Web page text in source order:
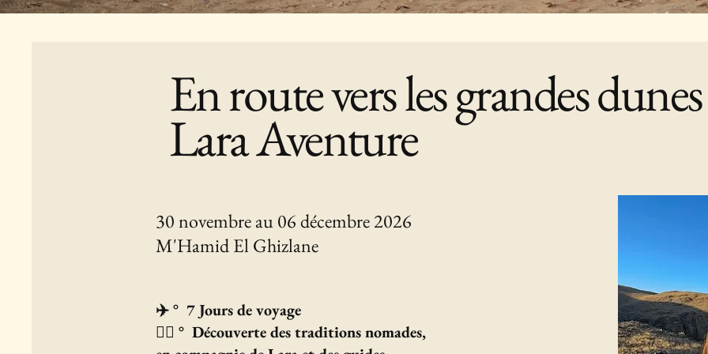
En route vers les grandes
Lara Aventure
30 novembre au 06 décembre 2026
M'Hamid El Ghizlane
✈️ ° 7 Jours de voyage
🚶‍♀️ ° Découverte des traditions nomades,